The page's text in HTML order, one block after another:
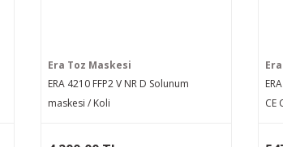
Era Toz Maskesi
ERA 4210 FFP2 V NR D Solunum
maskesi / Koli
CE